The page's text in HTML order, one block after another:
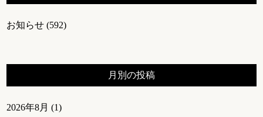
お知らせ (592)
月別の投稿
2026年8月 (1)